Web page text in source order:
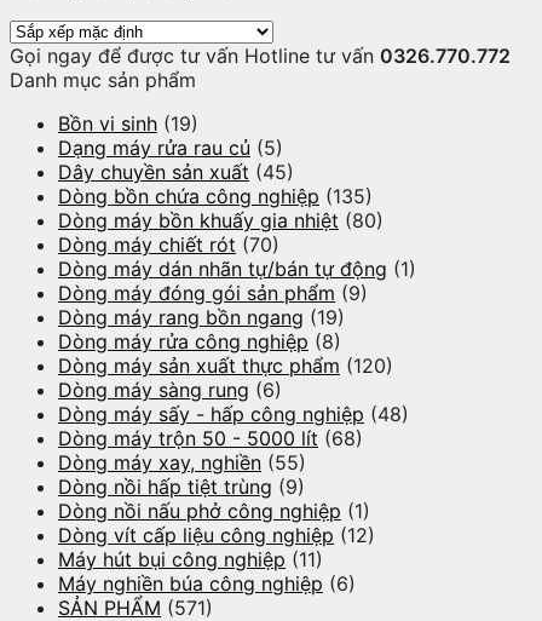
Gọi ngay để được tư vấn Hotline tư vấn 0326.770.772
Danh mục sản phẩm
Bồn vi sinh (19)
Dạng máy rửa rau củ (5)
Dây chuyền sản xuất (45)
Dòng bồn chứa công nghiệp (135)
Dòng máy bồn khuấy gia nhiệt (80)
Dòng máy chiết rót (70)
Dòng máy dán nhãn tự/bán tự động (1)
Dòng máy đóng gói sản phẩm (9)
Dòng máy rang bồn ngang (19)
Dòng máy rửa công nghiệp (8)
Dòng máy sản xuất thực phẩm (120)
Dòng máy sàng rung (6)
Dòng máy sấy - hấp công nghiệp (48)
Dòng máy trộn 50 - 5000 lít (68)
Dòng máy xay, nghiền (55)
Dòng nồi hấp tiệt trùng (9)
Dòng nồi nấu phở công nghiệp (1)
Dòng vít cấp liệu công nghiệp (12)
Máy hút bụi công nghiệp (11)
Máy nghiền búa công nghiệp (6)
SẢN PHẨM (571)